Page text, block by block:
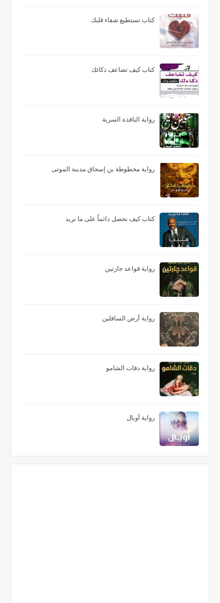
كتاب تستطيع شفاء قلبك
كتاب كيف تضاعف ذكائك
رواية النافذة السرية
رواية مخطوطة بن إسحاق مدينة الموتى
كتاب كيف نحصل دائماً على ما نريد
رواية قواعد جارتين
رواية أرض السافلين
رواية دقات الشامو
رواية أوبال